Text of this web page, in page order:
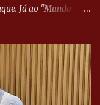
Já ao "Mundo